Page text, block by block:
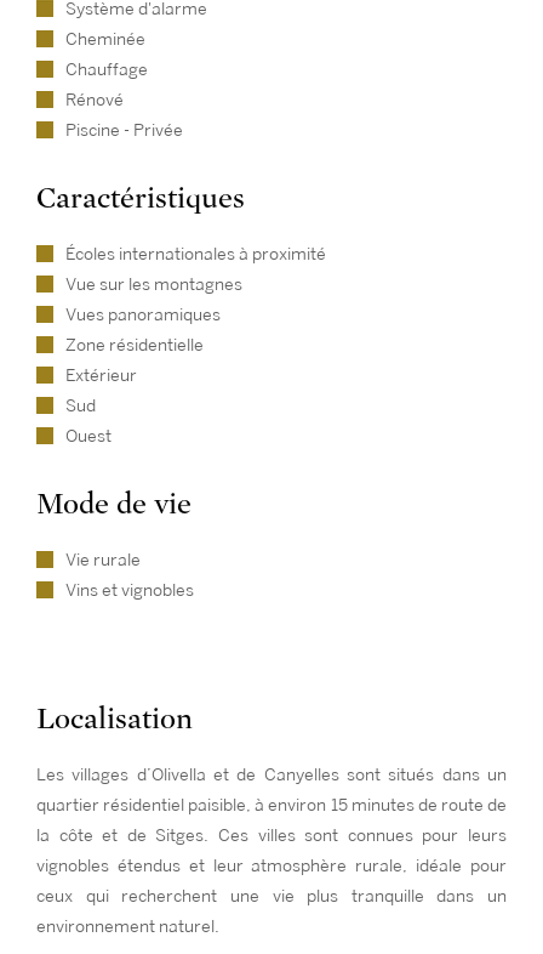
Système d'alarme
Cheminée
Chauffage
Rénové
Piscine - Privée
Caractéristiques
Écoles internationales à proximité
Vue sur les montagnes
Vues panoramiques
Zone résidentielle
Extérieur
Sud
Ouest
Mode de vie
Vie rurale
Vins et vignobles
Localisation
Les villages d’Olivella et de Canyelles sont situés dans un
quartier résidentiel paisible, à environ 15 minutes de route de
la côte et de Sitges. Ces villes sont connues pour leurs
vignobles étendus et leur atmosphère rurale, idéale pour
ceux qui recherchent une vie plus tranquille dans un
environnement naturel.